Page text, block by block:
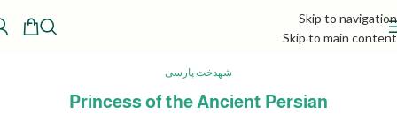
Skip to navigation
Skip to main content
شهدخت پارسی
Princess of the Ancient Persian